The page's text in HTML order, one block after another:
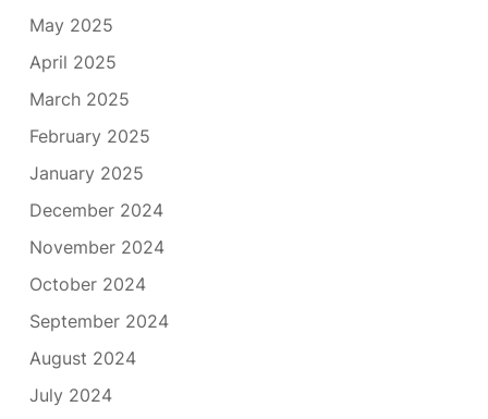
May 2025
April 2025
March 2025
February 2025
January 2025
December 2024
November 2024
October 2024
September 2024
August 2024
July 2024